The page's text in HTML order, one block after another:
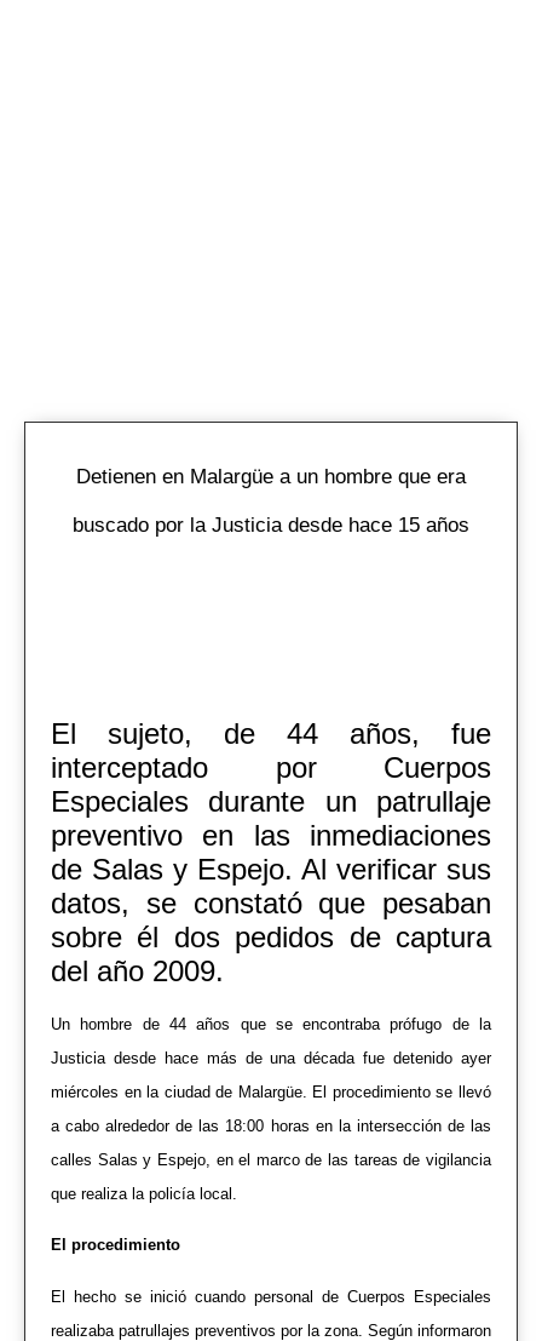
Detienen en Malargüe a un hombre que era
buscado por la Justicia desde hace 15 años
El sujeto, de 44 años, fue
interceptado por Cuerpos
Especiales durante un patrullaje
preventivo en las inmediaciones
de Salas y Espejo. Al verificar sus
datos, se constató que pesaban
sobre él dos pedidos de captura
del año 2009.
Un hombre de 44 años que se encontraba prófugo de la
Justicia desde hace más de una década fue detenido ayer
miércoles en la ciudad de Malargüe. El procedimiento se llevó
a cabo alrededor de las 18:00 horas en la intersección de las
calles Salas y Espejo, en el marco de las tareas de vigilancia
que realiza la policía local.
El procedimiento
El hecho se inició cuando personal de Cuerpos Especiales
realizaba patrullajes preventivos por la zona. Según informaron